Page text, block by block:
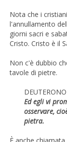
Nota che i
l'annullamento
giorni sacri e
Cristo. Cristo è il
Non c'è dubbio
tavole di pietre.
Ed egli vi
osservare,
pietra.
È anche